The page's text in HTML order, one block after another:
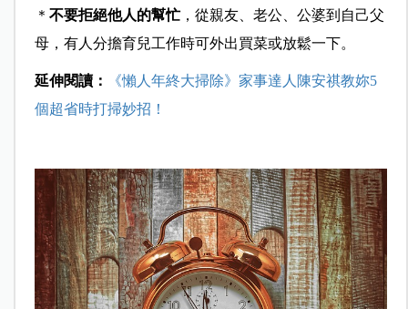
＊ 不要拒絕他人的幫忙，從親友、老公、公婆到自己父
母，有人分擔育兒工作時可外出買菜或放鬆一下。
延伸閱讀：
《懶人年終大掃除》家事達人陳安祺教妳5
個超省時打掃妙招！